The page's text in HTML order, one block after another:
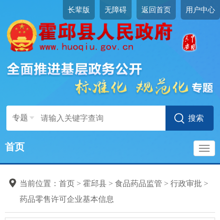
长辈版 无障碍 返回首页 用户中心
专题
首页
当前位置： 首页 > 霍邱县 > 食品药品监管 > 行政审批 >
药品零售许可企业基本信息